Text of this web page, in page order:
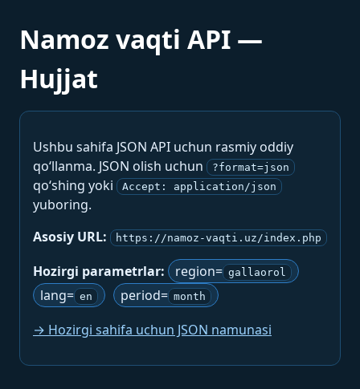
Namoz vaqti API —
Hujjat
Ushbu sahifa JSON API uchun rasmiy oddiy
qo‘llanma. JSON olish uchun
?format=json
qo‘shing yoki Accept: application/json
yuboring.
Asosiy URL:
https://namoz-vaqti.uz/index.php
Hozirgi parametrlar: region= gallaorol
lang= en period= month
→ Hozirgi sahifa uchun JSON namunasi